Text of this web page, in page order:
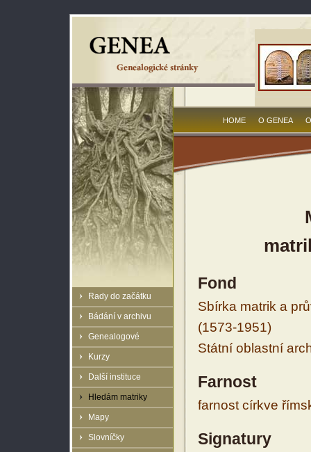
Rady do začátku
Bádání v archivu
Genealogové
Kurzy
Další instituce
Hledám matriky
Mapy
Slovníčky
HOME O GENEA
Fond
Sbírka matrik a
(1573-1951)
Státní oblastní
Farnost
farnost církve
Signatury